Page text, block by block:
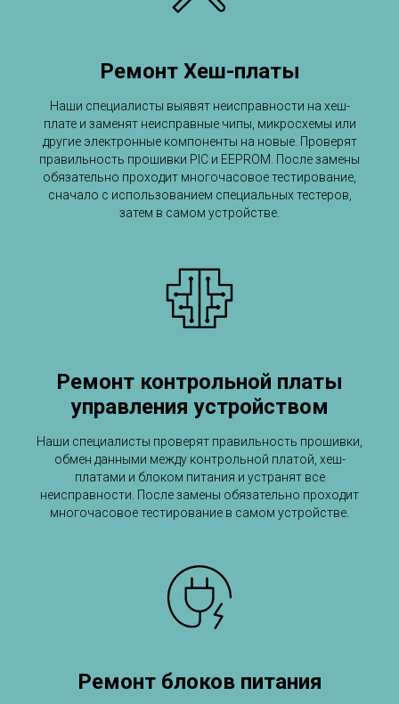
Ремонт Хеш-платы
Наши специалисты выявят неисправности на хеш-
плате и заменят неисправные чипы, микросхемы или
другие электронные компоненты на новые. Проверят
правильность прошивки PIC и EEPROM. После замены
обязательно проходит многочасовое тестирование,
сначало с использованием специальных тестеров,
затем в самом устройстве.
Ремонт контрольной платы
управления устройством
Наши специалисты проверят правильность прошивки,
обмен данными между контрольной платой, хеш-
платами и блоком питания и устранят все
неисправности. После замены обязательно проходит
многочасовое тестирование в самом устройстве.
Ремонт блоков питания